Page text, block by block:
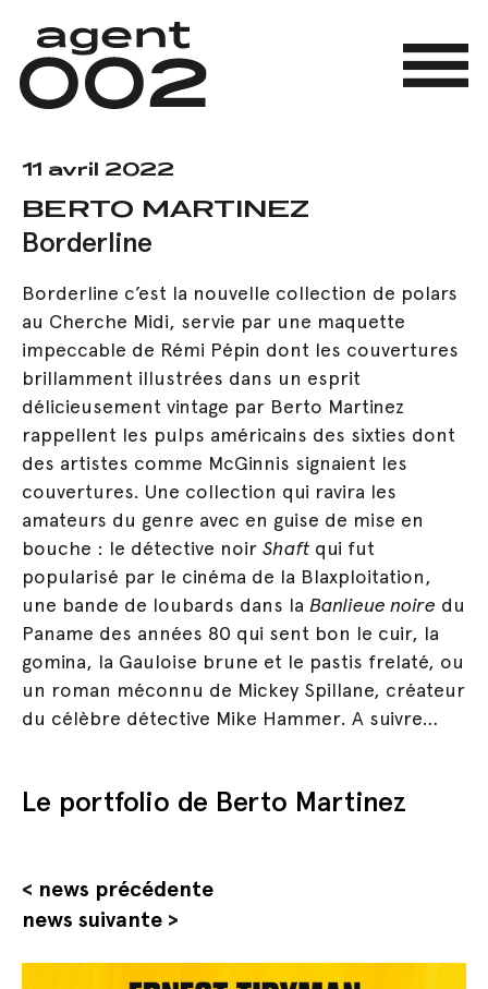
main
content
Menu
11 avril 2022
BERTO MARTINEZ
Borderline
Borderline c’est la nouvelle collection de polars
au Cherche Midi, servie par une maquette
impeccable de Rémi Pépin dont les couvertures
brillamment illustrées dans un esprit
délicieusement vintage par Berto Martinez
rappellent les pulps américains des sixties dont
des artistes comme McGinnis signaient les
couvertures. Une collection qui ravira les
amateurs du genre avec en guise de mise en
bouche : le détective noirShaft qui fut
popularisé par le cinéma de la Blaxploitation,
une bande de loubards dans la Banlieue noire du
Paname des années 80 qui sent bon le cuir, la
gomina, la Gauloise brune et le pastis frelaté, ou
un roman méconnu de Mickey Spillane, créateur
du célèbre détective Mike Hammer. A suivre…
Le portfolio de Berto Martinez
< news précédente
news suivante >